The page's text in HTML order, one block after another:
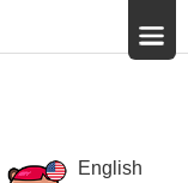
English